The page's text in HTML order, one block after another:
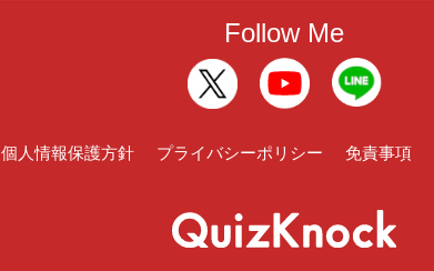
Follow Me
個人情報保護方針 プライバシーポリシー 免責事項